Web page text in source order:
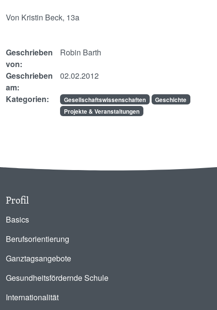
Von Kristin Beck, 13a
Geschrieben
von:
Robin Barth
Geschrieben
am:
02.02.2012
Kategorien: Gesellschaftswissenschaften
Geschichte
Projekte & Veranstaltungen
Profil
Basics
Berufsorientierung
Ganztagsangebote
Gesundheitsfördernde Schule
Internationalität